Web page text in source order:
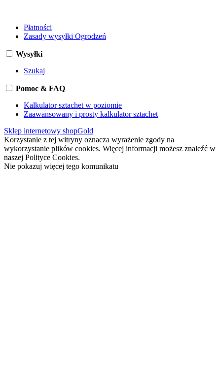
Płatności
Zasady wysyłki Ogrodzeń
Wysyłki
Szukaj
Pomoc & FAQ
Kalkulator sztachet w poziomie
Zaawansowany i prosty kalkulator sztachet
Sklep internetowy shopGold
Korzystanie z tej witryny oznacza wyrażenie zgody na
wykorzystanie plików cookies. Więcej informacji możesz znaleźć w
naszej Polityce Cookies.
Nie pokazuj więcej tego komunikatu